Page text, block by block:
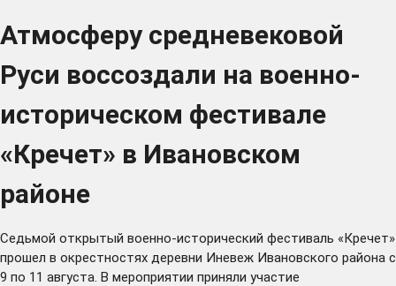
Атмосферу средневековой
Руси воссоздали на военно-
историческом фестивале
«Кречет» в Ивановском
районе
Седьмой открытый военно-исторический фестиваль «Кречет»
прошел в окрестностях деревни Иневеж Ивановского района с
9 по 11 августа. В мероприятии приняли участие